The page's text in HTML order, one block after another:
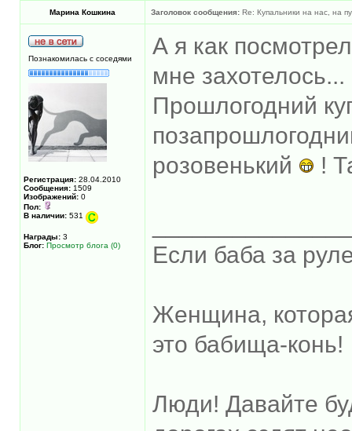
Марина Кошкина Заголовок сообщения: Re: Купальники на нас, на
Познакомилась с соседями
Регистрация: 28.04.2010
Сообщения: 1509
Изображений: 0
Пол:
В наличии: 531
Награды: 3
Блог: Просмотр блога (0)
А я как
мне
Прошлогодний
розовенький
!
Если баба за
Женщина,
это бабища-конь!
Люди! Давайте